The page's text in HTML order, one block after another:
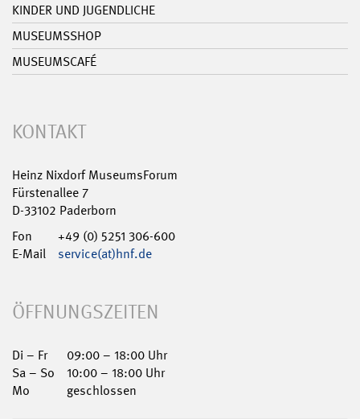
KINDER UND JUGENDLICHE
MUSEUMSSHOP
MUSEUMSCAFÉ
KONTAKT
Heinz Nixdorf MuseumsForum
Fürstenallee 7
D-33102 Paderborn
Fon
+49 (0) 5251 306-600
E-Mail
service(at)hnf.de
ÖFFNUNGSZEITEN
Di – Fr
09:00 – 18:00 Uhr
Sa – So
10:00 – 18:00 Uhr
Mo
geschlossen